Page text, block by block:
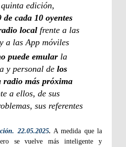
edición,
de cada 10 oyentes
local frente a las
a las App móviles
puede emular la
y personal de los
radio más próxima
a ellos, de sus
sus referentes
22.05.2025. A medida que la
se vuelve más inteligente y